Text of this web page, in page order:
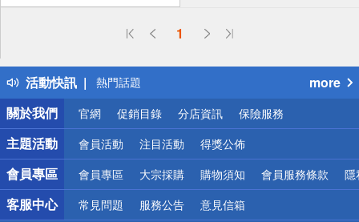
1
活動快訊
偏遠地區配送
得獎公告
熱門話題
銀行優惠
偏遠地區配送
詐騙網頁！請小心！
more
關於我們
官網 促銷目錄 分店資訊 保險服務
主題活動 會員活動 注目活動 得獎公佈
會員專區 會員專區 大宗採購 購物須知 會員服務條款 隱
客服中心 常見問題 服務公告 意見信箱